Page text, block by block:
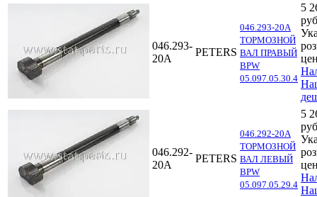
046.293-
20A
PETERS
046.293-20A
ТОРМОЗНОЙ
ВАЛ ПРАВЫЙ
BPW
05.097.05.30.4
5
046.292-
20A
PETERS
046.292-20A
ТОРМОЗНОЙ
ВАЛ ЛЕВЫЙ
BPW
05.097.05.29.4
5